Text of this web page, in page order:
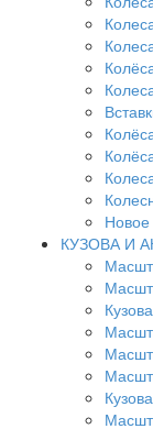
Новое
КУЗОВА И